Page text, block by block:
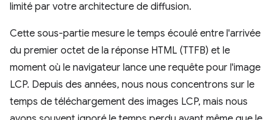
limité par votre architecture de diffusion.
Cette sous-partie mesure le temps écoulé entre l'arrivée
du premier octet de la réponse HTML (TTFB) et le
moment où le navigateur lance une requête pour l'image
LCP. Depuis des années, nous nous concentrons sur le
temps de téléchargement des images LCP, mais nous